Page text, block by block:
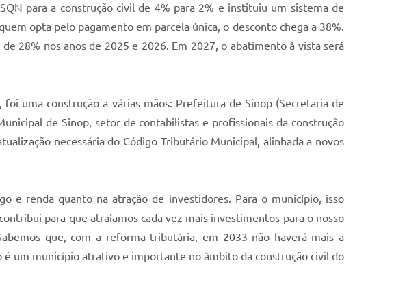
para a construção civil de 4% para 2% e instituiu um sistema de
opta pelo pagamento em parcela única, o desconto chega a 38%.
28% nos anos de 2025 e 2026. Em 2027, o abatimento à vista será
uma construção a várias mãos: Prefeitura de Sinop (Secretaria de
de Sinop, setor de contabilistas e profissionais da construção
necessária do Código Tributário Municipal, alinhada a novos
e renda quanto na atração de investidores. Para o município, isso
para que atraíamos cada vez mais investimentos para o nosso
que, com a reforma tributária, em 2033 não haverá mais a
é um município atrativo e importante no âmbito da construção civil do